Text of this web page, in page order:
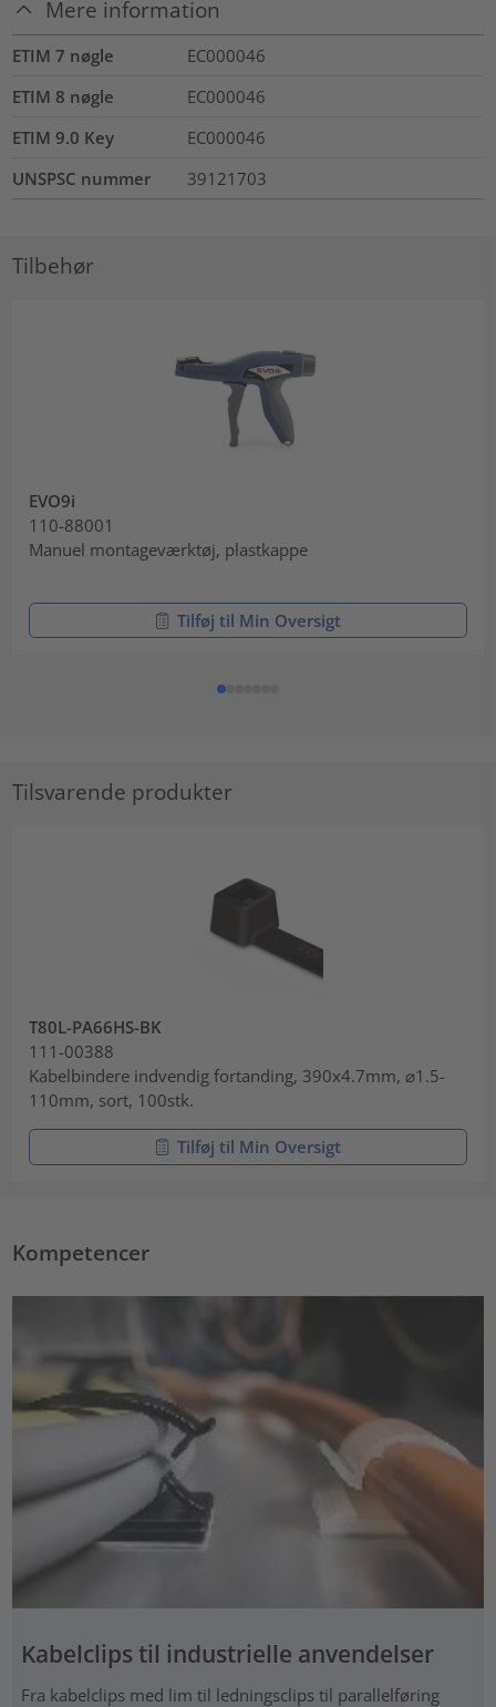
Mere information
ETIM 7 nøgle
EC000046
ETIM 8 nøgle
EC000046
ETIM 9.0 Key
EC000046
UNSPSC nummer
39121703
Tilbehør
EVO9i
110-88001
Manuel montageværktøj, plastkappe
Tilføj til Min Oversigt
Tilsvarende produkter
T80L-PA66HS-BK
111-00388
Kabelbindere indvendig fortanding, 390x4.7mm, ⌀1.5-
110mm, sort, 100stk.
Tilføj til Min Oversigt
Kompetencer
Kabelclips til industrielle anvendelser
Fra kabelclips med lim til ledningsclips til parallelføring